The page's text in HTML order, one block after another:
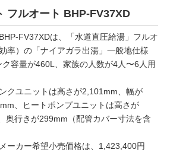
フルオート BHP-FV37XD
FV37XDは、「水道直圧給湯」フルオ
率）の「ナイアガラ出湯」一般地仕様
容量が460L、家族の人数が4人〜6人用
クユニットは高さが2,101mm、幅が
、ヒートポンプユニットは高さが
奥行きが299mm（配管カバー寸法を含
ーカー希望小売価格は、1,423,400円